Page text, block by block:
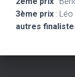
3ème prix : Léo
autres